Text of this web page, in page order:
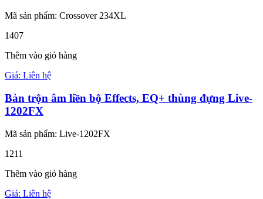
Mã sản phẩm: Crossover 234XL
1407
Thêm vào giỏ hàng
Giá: Liên hệ
Bàn trộn âm liền bộ Effects, EQ+ thùng đựng Live-
1202FX
Mã sản phẩm: Live-1202FX
1211
Thêm vào giỏ hàng
Giá: Liên hệ